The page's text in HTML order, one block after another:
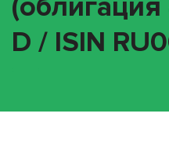
D / ISIN